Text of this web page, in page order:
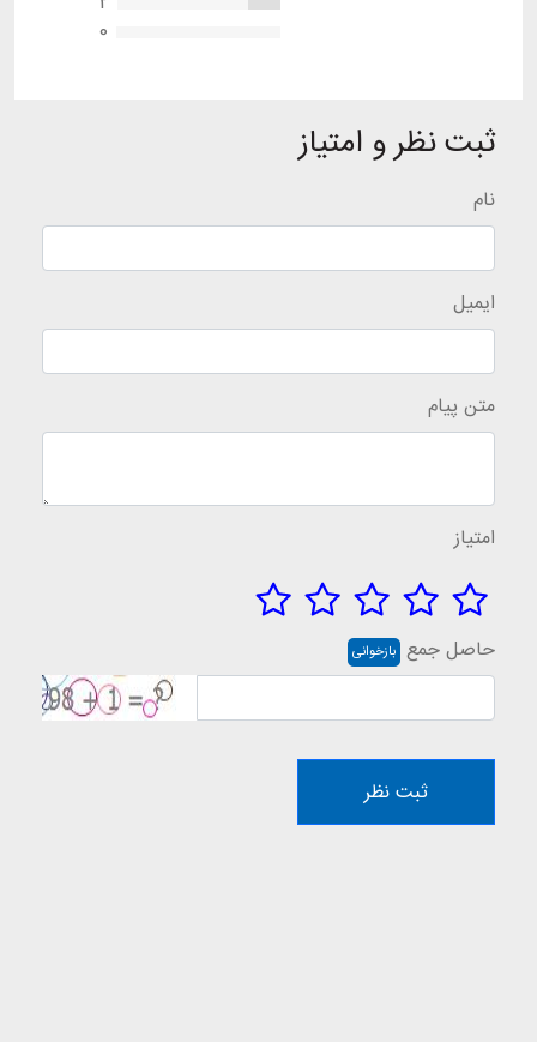
0
ثبت نظر و امتیاز
نام
ایمیل
متن پیام
امتیاز
حاصل جمع بازخوانی
ثبت نظر